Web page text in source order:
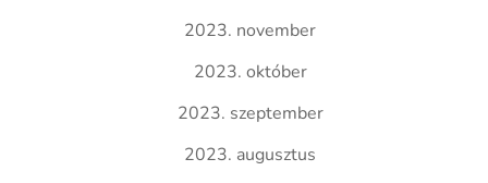
2023. november
2023. október
2023. szeptember
2023. augusztus